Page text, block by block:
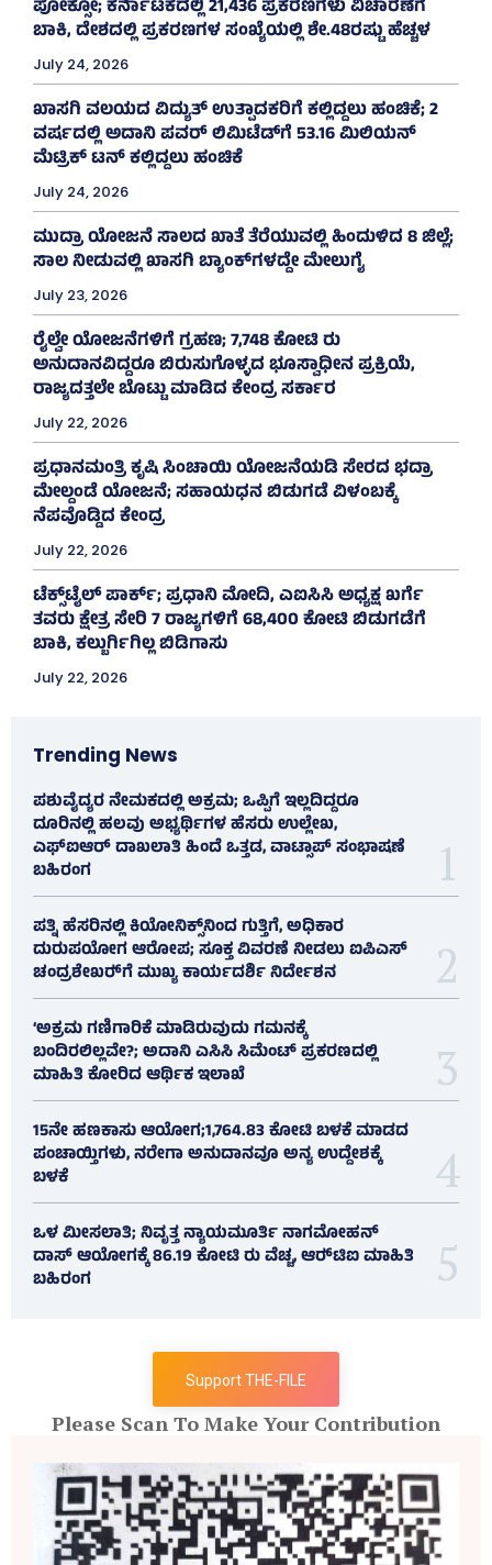
ಪೋಕ್ಸೋ; ಕರ್ನಾಟಕದಲ್ಲಿ 21,436 ಪ್ರಕರಣಗಳು ವಿಚಾರಣೆಗೆ
ಬಾಕಿ, ದೇಶದಲ್ಲಿ ಪ್ರಕರಣಗಳ ಸಂಖ್ಯೆಯಲ್ಲಿ ಶೇ.48ರಷ್ಟು ಹೆಚ್ಚಳ
July 24, 2026
ಖಾಸಗಿ ವಲಯದ ವಿದ್ಯುತ್ ಉತ್ಪಾದಕರಿಗೆ ಕಲ್ಲಿದ್ದಲು ಹಂಚಿಕೆ; 2
ವರ್ಷದಲ್ಲಿ ಅದಾನಿ ಪವರ್ ಲಿಮಿಟೆಡ್‌ಗೆ 53.16 ಮಿಲಿಯನ್
ಮೆಟ್ರಿಕ್ ಟನ್ ಕಲ್ಲಿದ್ದಲು ಹಂಚಿಕೆ
July 24, 2026
ಮುದ್ರಾ ಯೋಜನೆ ಸಾಲದ ಖಾತೆ ತೆರೆಯುವಲ್ಲಿ ಹಿಂದುಳಿದ 8 ಜಿಲ್ಲೆ;
ಸಾಲ ನೀಡುವಲ್ಲಿ ಖಾಸಗಿ ಬ್ಯಾಂಕ್‌ಗಳದ್ದೇ ಮೇಲುಗೈ
July 23, 2026
ರೈಲ್ವೇ ಯೋಜನೆಗಳಿಗೆ ಗ್ರಹಣ; 7,748 ಕೋಟಿ ರು
ಅನುದಾನವಿದ್ದರೂ ಬಿರುಸುಗೊಳ್ಳದ ಭೂಸ್ವಾಧೀನ ಪ್ರಕ್ರಿಯೆ,
ರಾಜ್ಯದತ್ತಲೇ ಬೊಟ್ಟು ಮಾಡಿದ ಕೇಂದ್ರ ಸರ್ಕಾರ
July 22, 2026
ಪ್ರಧಾನಮಂತ್ರಿ ಕೃಷಿ ಸಿಂಚಾಯಿ ಯೋಜನೆಯಡಿ ಸೇರದ ಭದ್ರಾ
ಮೇಲ್ದಂಡೆ ಯೋಜನೆ; ಸಹಾಯಧನ ಬಿಡುಗಡೆ ವಿಳಂಬಕ್ಕೆ
ನೆಪವೊಡ್ಡಿದ ಕೇಂದ್ರ
July 22, 2026
ಟೆಕ್ಸ್‌ಟೈಲ್ ಪಾರ್ಕ್; ಪ್ರಧಾನಿ ಮೋದಿ, ಎಐಸಿಸಿ ಅಧ್ಯಕ್ಷ ಖರ್ಗೆ
ತವರು ಕ್ಷೇತ್ರ ಸೇರಿ 7 ರಾಜ್ಯಗಳಿಗೆ 68,400 ಕೋಟಿ ಬಿಡುಗಡೆಗೆ
ಬಾಕಿ, ಕಲ್ಬುರ್ಗಿಗಿಲ್ಲ ಬಿಡಿಗಾಸು
July 22, 2026
Trending News
ಪಶುವೈದ್ಯರ ನೇಮಕದಲ್ಲಿ ಅಕ್ರಮ; ಒಪ್ಪಿಗೆ ಇಲ್ಲದಿದ್ದರೂ
ದೂರಿನಲ್ಲಿ ಹಲವು ಅಭ್ಯರ್ಥಿಗಳ ಹೆಸರು ಉಲ್ಲೇಖ,
ಎಫ್‌ಐಆರ್ ದಾಖಲಾತಿ ಹಿಂದೆ ಒತ್ತಡ, ವಾಟ್ಸಾಪ್‌ ಸಂಭಾಷಣೆ
ಬಹಿರಂಗ
ಪತ್ನಿ ಹೆಸರಿನಲ್ಲಿ ಕಿಯೋನಿಕ್ಸ್‌ನಿಂದ ಗುತ್ತಿಗೆ, ಅಧಿಕಾರ
ದುರುಪಯೋಗ ಆರೋಪ; ಸೂಕ್ತ ವಿವರಣೆ ನೀಡಲು ಐಪಿಎಸ್‌
ಚಂದ್ರಶೇಖರ್‍‌ಗೆ ಮುಖ್ಯ ಕಾರ್ಯದರ್ಶಿ ನಿರ್ದೇಶನ
‘ಅಕ್ರಮ ಗಣಿಗಾರಿಕೆ ಮಾಡಿರುವುದು ಗಮನಕ್ಕೆ
ಬಂದಿರಲಿಲ್ಲವೇ?; ಅದಾನಿ ಎಸಿಸಿ ಸಿಮೆಂಟ್ ಪ್ರಕರಣದಲ್ಲಿ
ಮಾಹಿತಿ ಕೋರಿದ ಆರ್ಥಿಕ ಇಲಾಖೆ
15ನೇ ಹಣಕಾಸು ಆಯೋಗ;1,764.83 ಕೋಟಿ ಬಳಕೆ ಮಾಡದ
ಪಂಚಾಯ್ತಿಗಳು, ನರೇಗಾ ಅನುದಾನವೂ ಅನ್ಯ ಉದ್ದೇಶಕ್ಕೆ
ಬಳಕೆ
ಒಳ ಮೀಸಲಾತಿ; ನಿವೃತ್ತ ನ್ಯಾಯಮೂರ್ತಿ ನಾಗಮೋಹನ್
ದಾಸ್ ಆಯೋಗಕ್ಕೆ 86.19 ಕೋಟಿ ರು ವೆಚ್ಚ, ಆರ್‍‌ಟಿಐ ಮಾಹಿತಿ
ಬಹಿರಂಗ
Support THE-FILE
Please Scan To Make Your Contribution